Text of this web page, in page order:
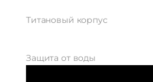
Титановый корпус
Защита от воды